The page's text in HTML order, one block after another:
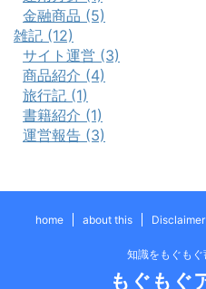
金融商品 (5)
雑記 (12)
サイト運営 (3)
商品紹介 (4)
旅行記 (1)
書籍紹介 (1)
運営報告 (3)
home about this Disclaimer
知識をもぐもぐ
もぐもぐ